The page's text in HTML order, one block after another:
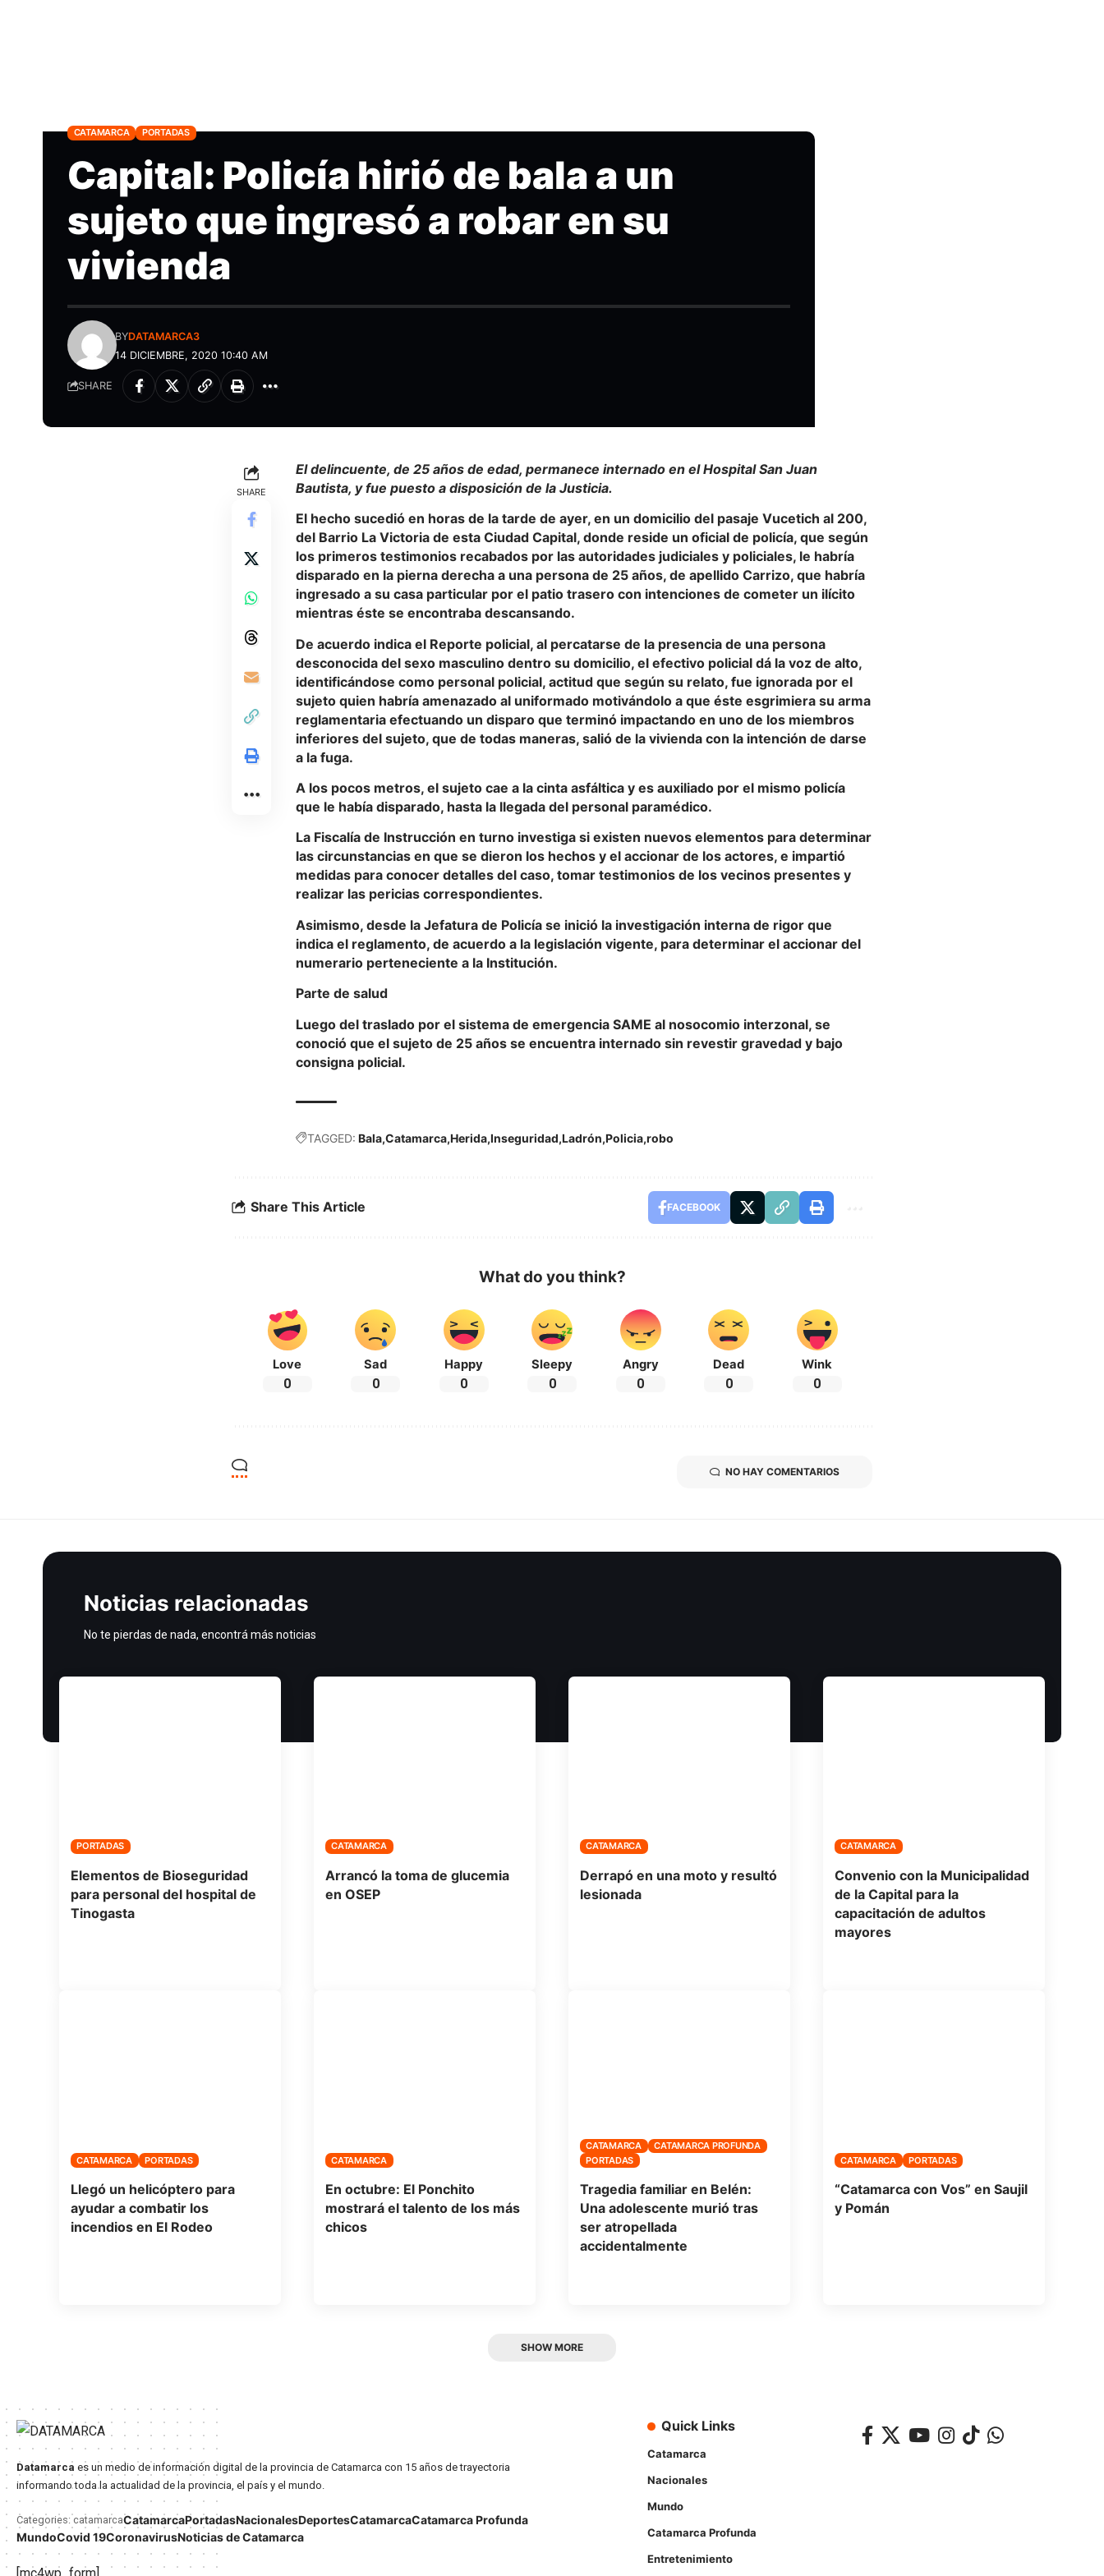
CATAMARCA PORTADAS
Capital: Policía hirió de bala a un
sujeto que ingresó a robar en su
vivienda
14 DICIEMBRE, 2020 10:40 AM
BYDATAMARCA3
SHARE
SHARE
El delincuente, de 25 años de edad, permanece internado en el Hospital San Juan
Bautista, y fue puesto a disposición de la Justicia.
El hecho sucedió en horas de la tarde de ayer, en un domicilio del pasaje Vucetich al 200,
del Barrio La Victoria de esta Ciudad Capital, donde reside un oficial de policía, que según
los primeros testimonios recabados por las autoridades judiciales y policiales, le habría
disparado en la pierna derecha a una persona de 25 años, de apellido Carrizo, que habría
ingresado a su casa particular por el patio trasero con intenciones de cometer un ilícito
mientras éste se encontraba descansando.
De acuerdo indica el Reporte policial, al percatarse de la presencia de una persona
desconocida del sexo masculino dentro su domicilio, el efectivo policial dá la voz de alto,
identificándose como personal policial, actitud que según su relato, fue ignorada por el
sujeto quien habría amenazado al uniformado motivándolo a que éste esgrimiera su arma
reglamentaria efectuando un disparo que terminó impactando en uno de los miembros
inferiores del sujeto, que de todas maneras, salió de la vivienda con la intención de darse
a la fuga.
A los pocos metros, el sujeto cae a la cinta asfáltica y es auxiliado por el mismo policía
que le había disparado, hasta la llegada del personal paramédico.
La Fiscalía de Instrucción en turno investiga si existen nuevos elementos para determinar
las circunstancias en que se dieron los hechos y el accionar de los actores, e impartió
medidas para conocer detalles del caso, tomar testimonios de los vecinos presentes y
realizar las pericias correspondientes.
Asimismo, desde la Jefatura de Policía se inició la investigación interna de rigor que
indica el reglamento, de acuerdo a la legislación vigente, para determinar el accionar del
numerario perteneciente a la Institución.
Parte de salud
Luego del traslado por el sistema de emergencia SAME al nosocomio interzonal, se
conoció que el sujeto de 25 años se encuentra internado sin revestir gravedad y bajo
consigna policial.
TAGGED: Bala Catamarca Herida Inseguridad Ladrón Policia robo
Share This Article FACEBOOK
What do you think?
Love
0
Sad
0
Happy
0
Sleepy
0
Angry
0
Dead
0
Wink
0
NO HAY COMENTARIOS
Noticias relacionadas
No te pierdas de nada, encontrá más noticias
PORTADAS
Elementos de Bioseguridad
para personal del hospital de
Tinogasta
CATAMARCA
Arrancó la toma de glucemia
en OSEP
CATAMARCA
Derrapó en una moto y resultó
lesionada
CATAMARCA
Convenio con la Municipalidad
de la Capital para la
capacitación de adultos
mayores
CATAMARCA PORTADAS
Llegó un helicóptero para
ayudar a combatir los
incendios en El Rodeo
CATAMARCA
En octubre: El Ponchito
mostrará el talento de los más
chicos
CATAMARCA
CATAMARCA PROFUNDA
PORTADAS
Tragedia familiar en Belén:
Una adolescente murió tras
ser atropellada
accidentalmente
CATAMARCA PORTADAS
“Catamarca con Vos” en Saujil
y Pomán
SHOW MORE
Datamarca es un medio de información digital de la provincia de Catamarca con 15 años de trayectoria
informando toda la actualidad de la provincia, el país y el mundo.
Categories: catamarcaCatamarcaPortadasNacionalesDeportesCatamarcaCatamarca Profunda
MundoCovid 19CoronavirusNoticias de Catamarca
Quick Links
Catamarca
Nacionales
Mundo
Catamarca Profunda
Entretenimiento